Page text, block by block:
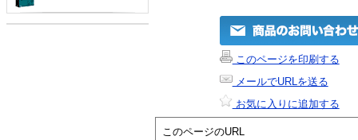
このページを印刷する
メールでURLを送る
お気に入りに追加する
このページのURL